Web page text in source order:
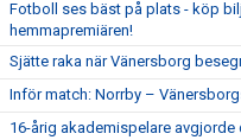
Fotboll ses bäst på plats - köp
hemmapremiären!
Sjätte raka när Vänersborg
Inför match: Norrby –
16-årig akademispelare avgjorde